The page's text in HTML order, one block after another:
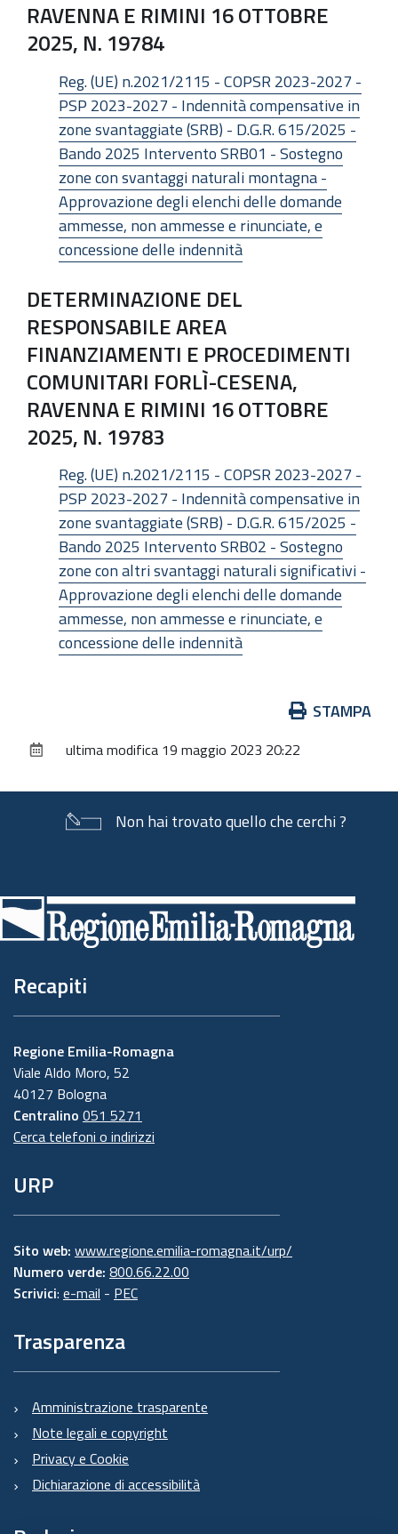
RAVENNA E RIMINI 16 OTTOBRE
2025, N. 19784
Reg. (UE) n.2021/2115 - COPSR 2023-2027 -
PSP 2023-2027 - Indennità compensative in
zone svantaggiate (SRB) - D.G.R. 615/2025 -
Bando 2025 Intervento SRB01 - Sostegno
zone con svantaggi naturali montagna -
Approvazione degli elenchi delle domande
ammesse, non ammesse e rinunciate, e
concessione delle indennità
DETERMINAZIONE DEL
RESPONSABILE AREA
FINANZIAMENTI E PROCEDIMENTI
COMUNITARI FORLÌ-CESENA,
RAVENNA E RIMINI 16 OTTOBRE
2025, N. 19783
Reg. (UE) n.2021/2115 - COPSR 2023-2027 -
PSP 2023-2027 - Indennità compensative in
zone svantaggiate (SRB) - D.G.R. 615/2025 -
Bando 2025 Intervento SRB02 - Sostegno
zone con altri svantaggi naturali significativi -
Approvazione degli elenchi delle domande
ammesse, non ammesse e rinunciate, e
concessione delle indennità
documento
STAMPA
ultima modifica 19 maggio 2023 20:22
Non hai trovato quello che cerchi ?
di
pagina
Recapiti
Regione Emilia-Romagna
Viale Aldo Moro, 52
40127 Bologna
Centralino 051 5271
Cerca telefoni o indirizzi
URP
Sito web: www.regione.emilia-romagna.it/urp/
Numero verde: 800.66.22.00
Scrivici: e-mail - PEC
Trasparenza
Amministrazione trasparente
Note legali e copyright
Privacy e Cookie
Dichiarazione di accessibilità